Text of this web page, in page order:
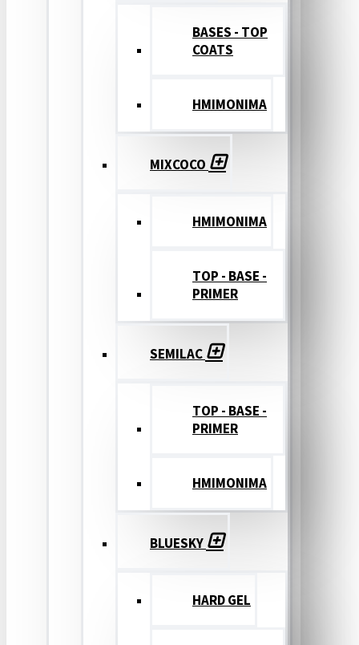
BASES - TOP
COATS
ΗΜΙΜΟΝΙΜΑ
MIXCOCO
HMIMONIMA
TOP - BASE -
PRIMER
SEMILAC
TOP - BASE -
PRIMER
ΗΜΙΜΟΝΙΜΑ
BLUESKY
HARD GEL